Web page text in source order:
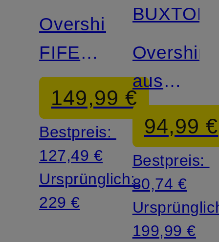
Overshirt
FIFE
mit
Leinen
149,99 €
Bestpreis:
127,49 €
Ursprünglich:
229 €
BUXTON
Overshirt
aus
Leinen
94,99 €
Bestpreis:
80,74 €
199,99 €